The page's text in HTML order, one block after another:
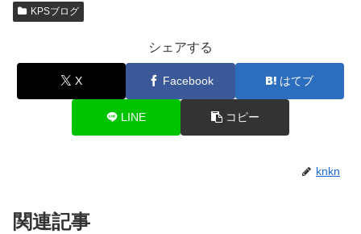
KPSブログ
シェアする
X Facebook はてブ
LINE コピー
knkn
関連記事